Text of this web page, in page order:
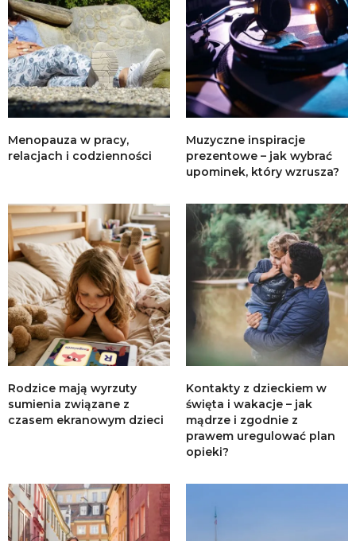
Menopauza w pracy,
relacjach i codzienności
Muzyczne inspiracje
prezentowe – jak wybrać
upominek, który wzrusza?
Rodzice mają wyrzuty
sumienia związane z
czasem ekranowym dzieci
Kontakty z dzieckiem w
święta i wakacje – jak
mądrze i zgodnie z
prawem uregulować plan
opieki?